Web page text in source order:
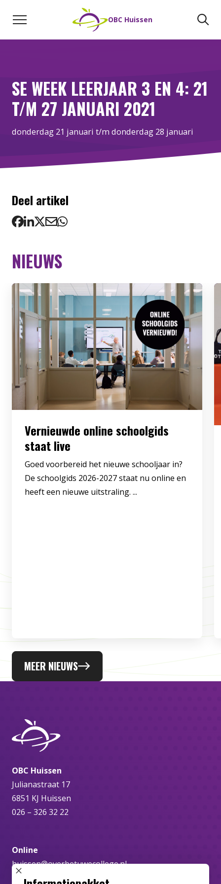
OBC Huissen
SE WEEK LEERJAAR 3 EN 4: 21
T/M 27 JANUARI 2021
donderdag 21 januari t/m donderdag 28 januari
Deel artikel
NIEUWS
Vernieuwde online schoolgids
staat live
Goed voorbereid het nieuwe schooljaar in?
De schoolgids 2026-2027 staat nu online en
heeft een nieuwe uitstraling. ...
MEER NIEUWS
OBC Huissen
Julianastraat 17
6851 KJ Huissen
026 – 326 32 22
Online
huissen@overbetuwecollege.nl
SLUIT POPUP